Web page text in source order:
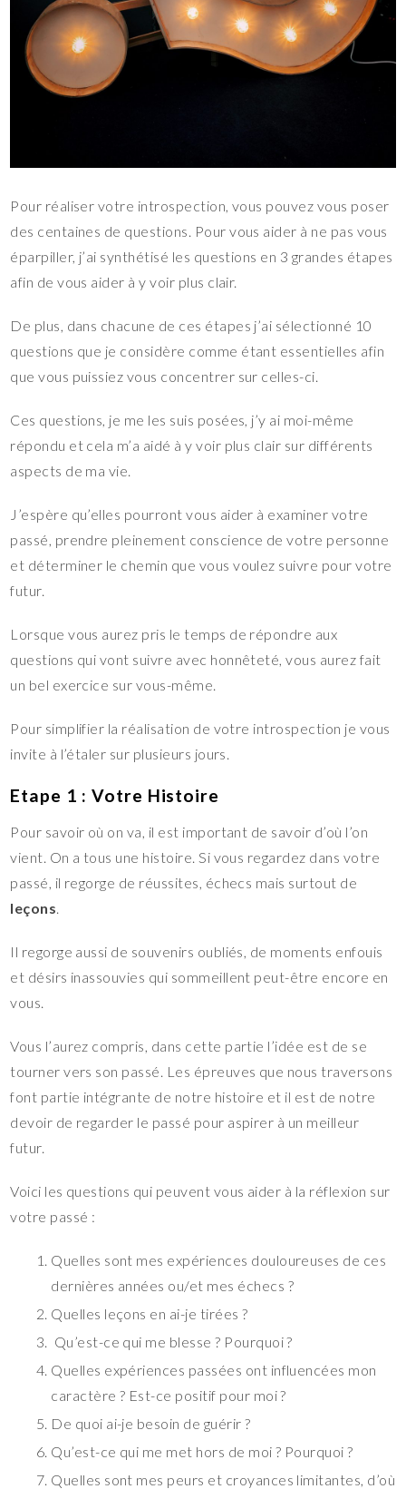
Pour réaliser votre introspection, vous pouvez vous poser
des centaines de questions. Pour vous aider à ne pas vous
éparpiller, j’ai synthétisé les questions en 3 grandes étapes
afin de vous aider à y voir plus clair.
De plus, dans chacune de ces étapes j’ai sélectionné 10
questions que je considère comme étant essentielles afin
que vous puissiez vous concentrer sur celles-ci.
Ces questions, je me les suis posées, j’y ai moi-même
répondu et cela m’a aidé à y voir plus clair sur différents
aspects de ma vie.
J’espère qu’elles pourront vous aider à examiner votre
passé, prendre pleinement conscience de votre personne
et déterminer le chemin que vous voulez suivre pour votre
futur.
Lorsque vous aurez pris le temps de répondre aux
questions qui vont suivre avec honnêteté, vous aurez fait
un bel exercice sur vous-même.
Pour simplifier la réalisation de votre introspection je vous
invite à l’étaler sur plusieurs jours.
Etape 1 : Votre Histoire
Pour savoir où on va, il est important de savoir d’où l’on
vient. On a tous une histoire. Si vous regardez dans votre
passé, il regorge de réussites, échecs mais surtout de
leçons
Il regorge aussi de souvenirs oubliés, de moments enfouis
et désirs inassouvies qui sommeillent peut-être encore en
vous.
Vous l’aurez compris, dans cette partie l’idée est de se
tourner vers son passé. Les épreuves que nous traversons
font partie intégrante de notre histoire et il est de notre
devoir de regarder le passé pour aspirer à un meilleur
futur.
Voici les questions qui peuvent vous aider à la réflexion sur
votre passé :
Quelles sont mes expériences douloureuses de ces
dernières années ou/et mes échecs ?
Quelles leçons en ai-je tirées ?
Qu’est-ce qui me blesse ? Pourquoi ?
Quelles expériences passées ont influencées mon
caractère ? Est-ce positif pour moi ?
De quoi ai-je besoin de guérir ?
Qu’est-ce qui me met hors de moi ? Pourquoi ?
Quelles sont mes peurs et croyances limitantes, d’où